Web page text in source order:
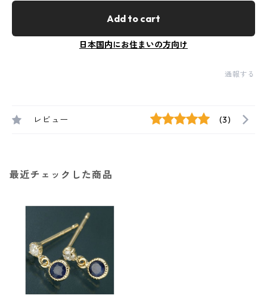
Add to cart
日本国内にお住まいの方向け
通報する
レビュー (3)
最近チェックした商品